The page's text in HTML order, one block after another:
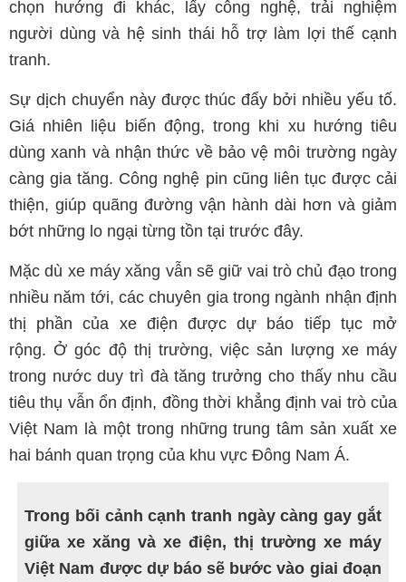
chọn hướng đi khác, lấy công nghệ, trải nghiệm
người dùng và hệ sinh thái hỗ trợ làm lợi thế cạnh
tranh.
Sự dịch chuyển này được thúc đẩy bởi nhiều yếu tố.
Giá nhiên liệu biến động, trong khi xu hướng tiêu
dùng xanh và nhận thức về bảo vệ môi trường ngày
càng gia tăng. Công nghệ pin cũng liên tục được cải
thiện, giúp quãng đường vận hành dài hơn và giảm
bớt những lo ngại từng tồn tại trước đây.
Mặc dù xe máy xăng vẫn sẽ giữ vai trò chủ đạo trong
nhiều năm tới, các chuyên gia trong ngành nhận định
thị phần của xe điện được dự báo tiếp tục mở
rộng. Ở góc độ thị trường, việc sản lượng xe máy
trong nước duy trì đà tăng trưởng cho thấy nhu cầu
tiêu thụ vẫn ổn định, đồng thời khẳng định vai trò của
Việt Nam là một trong những trung tâm sản xuất xe
hai bánh quan trọng của khu vực Đông Nam Á.
Trong bối cảnh cạnh tranh ngày càng gay gắt
giữa xe xăng và xe điện, thị trường xe máy
Việt Nam được dự báo sẽ bước vào giai đoạn